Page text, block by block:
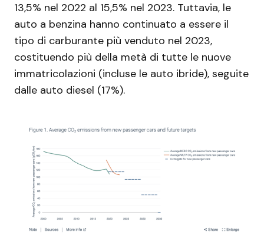
13,5% nel 2022 al 15,5% nel 2023. Tuttavia, le
auto a benzina hanno continuato a essere il
tipo di carburante più venduto nel 2023,
costituendo più della metà di tutte le nuove
immatricolazioni (incluse le auto ibride), seguite
dalle auto diesel (17%).